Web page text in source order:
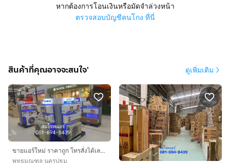
หากต้องการโอนเงินหรือมัดจำล่วงหน้า
ตรวจสอบบัญชีคนโกง ที่นี่
สินค้าที่คุณอาจจะสนใจ' ดูเพิ่มเติม
ขายแอร์ใหม่ ราคาถูก โทรสั่งได้เลยครับ
พุทธมณฑล นครปฐม